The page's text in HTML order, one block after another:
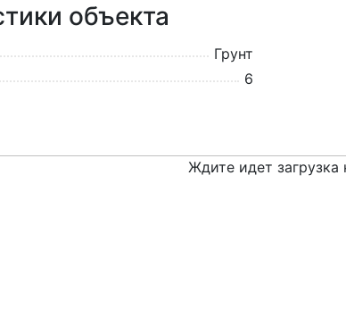
объекта
Грунт
6
Ждите идет загрузка